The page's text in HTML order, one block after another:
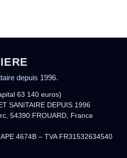
depuis 1996.
63 140 euros)
SANITAIRE DEPUIS 1996
54390 FROUARD, France
4674B – TVA FR31532634540